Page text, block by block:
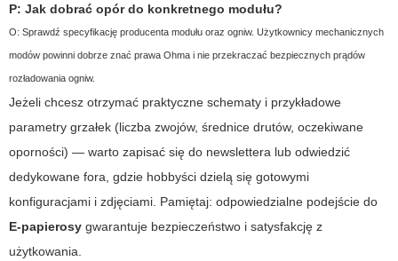
P: Jak dobrać opór do konkretnego modułu?
O: Sprawdź specyfikację producenta modułu oraz ogniw. Użytkownicy mechanicznych
modów powinni dobrze znać prawa Ohma i nie przekraczać bezpiecznych prądów
rozładowania ogniw.
Jeżeli chcesz otrzymać praktyczne schematy i przykładowe
parametry grzałek (liczba zwojów, średnice drutów, oczekiwane
oporności) — warto zapisać się do newslettera lub odwiedzić
dedykowane fora, gdzie hobbyści dzielą się gotowymi
konfiguracjami i zdjęciami. Pamiętaj: odpowiedzialne podejście do
E-papierosy gwarantuje bezpieczeństwo i satysfakcję z
użytkowania.